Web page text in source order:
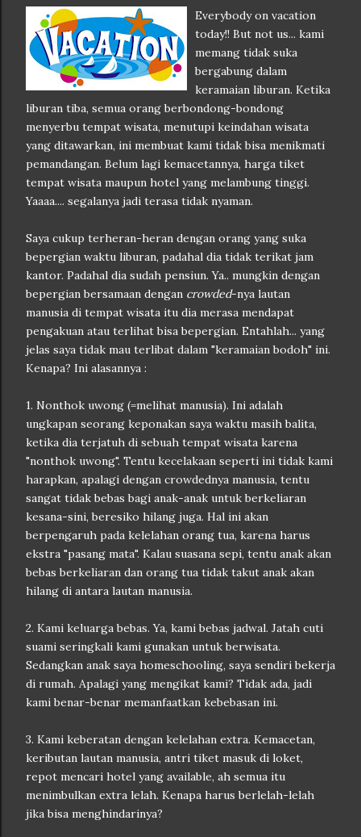
Everybody on vacation
today!! But not us... kami
memang tidak suka
bergabung dalam
keramaian liburan. Ketika
liburan tiba, semua orang berbondong-bondong
menyerbu tempat wisata, menutupi keindahan wisata
yang ditawarkan, ini membuat kami tidak bisa menikmati
pemandangan. Belum lagi kemacetannya, harga tiket
tempat wisata maupun hotel yang melambung tinggi.
Yaaaa.... segalanya jadi terasa tidak nyaman.
Saya cukup terheran-heran dengan orang yang suka
bepergian waktu liburan, padahal dia tidak terikat jam
kantor. Padahal dia sudah pensiun. Ya.. mungkin dengan
bepergian bersamaan dengan crowded-nya lautan
manusia di tempat wisata itu dia merasa mendapat
pengakuan atau terlihat bisa bepergian. Entahlah... yang
jelas saya tidak mau terlibat dalam "keramaian bodoh" ini.
Kenapa? Ini alasannya :
1. Nonthok uwong (=melihat manusia). Ini adalah
ungkapan seorang keponakan saya waktu masih balita,
ketika dia terjatuh di sebuah tempat wisata karena
"nonthok uwong". Tentu kecelakaan seperti ini tidak kami
harapkan, apalagi dengan crowdednya manusia, tentu
sangat tidak bebas bagi anak-anak untuk berkeliaran
kesana-sini, beresiko hilang juga. Hal ini akan
berpengaruh pada kelelahan orang tua, karena harus
ekstra "pasang mata". Kalau suasana sepi, tentu anak akan
bebas berkeliaran dan orang tua tidak takut anak akan
hilang di antara lautan manusia.
2. Kami keluarga bebas. Ya, kami bebas jadwal. Jatah cuti
suami seringkali kami gunakan untuk berwisata.
Sedangkan anak saya homeschooling, saya sendiri bekerja
di rumah. Apalagi yang mengikat kami? Tidak ada, jadi
kami benar-benar memanfaatkan kebebasan ini.
3. Kami keberatan dengan kelelahan extra. Kemacetan,
keributan lautan manusia, antri tiket masuk di loket,
repot mencari hotel yang available, ah semua itu
menimbulkan extra lelah. Kenapa harus berlelah-lelah
jika bisa menghindarinya?